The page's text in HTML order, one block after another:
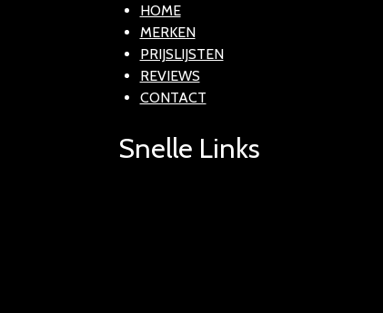
HOME
MERKEN
PRIJSLIJSTEN
REVIEWS
CONTACT
Snelle Links